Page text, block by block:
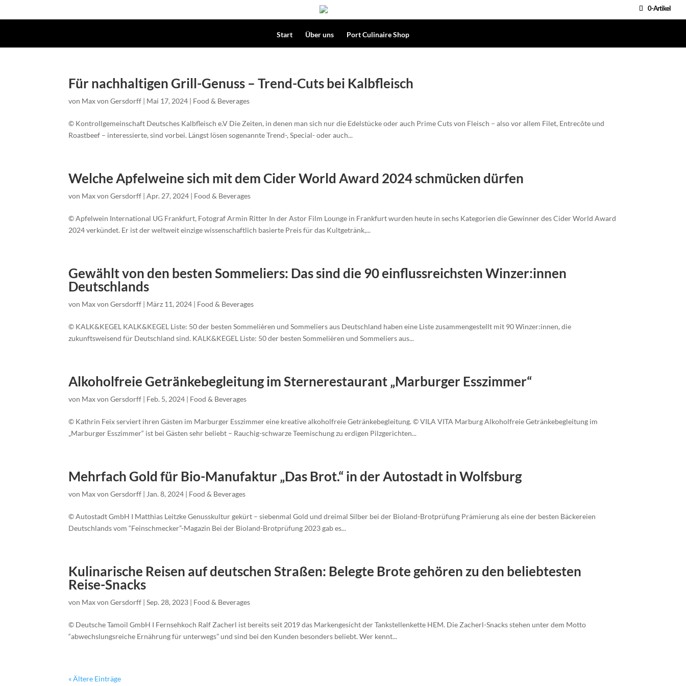
0-Artikel
Start Über uns Port Culinaire Shop
Für nachhaltigen Grill-Genuss – Trend-Cuts bei Kalbfleisch
von Max von Gersdorff | Mai 17, 2024 | Food & Beverages
© Kontrollgemeinschaft Deutsches Kalbfleisch e.V Die Zeiten, in denen man sich nur die Edelstücke oder auch Prime Cuts von Fleisch – also vor allem Filet, Entrecôte und
Roastbeef – interessierte, sind vorbei. Längst lösen sogenannte Trend-, Special- oder auch...
Welche Apfelweine sich mit dem Cider World Award 2024 schmücken dürfen
von Max von Gersdorff |Apr. 27, 2024 | Food & Beverages
© Apfelwein International UG Frankfurt, Fotograf Armin Ritter In der Astor Film Lounge in Frankfurt wurden heute in sechs Kategorien die Gewinner des Cider World Award
2024 verkündet. Er ist der weltweit einzige wissenschaftlich basierte Preis für das Kultgetränk,...
Gewählt von den besten Sommeliers: Das sind die 90 einflussreichsten Winzer:innen
Deutschlands
von Max von Gersdorff | März 11, 2024 | Food & Beverages
© KALK&KEGEL KALK&KEGEL Liste: 50 der besten Sommelièren und Sommeliers aus Deutschland haben eine Liste zusammengestellt mit 90 Winzer:innen, die
zukunftsweisend für Deutschland sind. KALK&KEGEL Liste: 50 der besten Sommelièren und Sommeliers aus...
Alkoholfreie Getränkebegleitung im Sternerestaurant „Marburger Esszimmer“
von Max von Gersdorff | Feb. 5, 2024 | Food & Beverages
© Kathrin Feix serviert ihren Gästen im Marburger Esszimmer eine kreative alkoholfreie Getränkebegleitung. © VILA VITA Marburg Alkoholfreie Getränkebegleitung im
„Marburger Esszimmer“ ist bei Gästen sehr beliebt – Rauchig-schwarze Teemischung zu erdigen Pilzgerichten...
Mehrfach Gold für Bio-Manufaktur „Das Brot.“ in der Autostadt in Wolfsburg
von Max von Gersdorff | Jan. 8, 2024 | Food & Beverages
© Autostadt GmbH I Matthias Leitzke Genusskultur gekürt – siebenmal Gold und dreimal Silber bei der Bioland-Brotprüfung Prämierung als eine der besten Bäckereien
Deutschlands vom “Feinschmecker”-Magazin Bei der Bioland-Brotprüfung 2023 gab es...
Kulinarische Reisen auf deutschen Straßen: Belegte Brote gehören zu den beliebtesten
Reise-Snacks
von Max von Gersdorff |Sep. 28, 2023 | Food & Beverages
© Deutsche Tamoil GmbH I Fernsehkoch Ralf Zacherl ist bereits seit 2019 das Markengesicht der Tankstellenkette HEM. Die Zacherl-Snacks stehen unter dem Motto
“abwechslungsreiche Ernährung für unterwegs” und sind bei den Kunden besonders beliebt. Wer kennt...
« Ältere Einträge